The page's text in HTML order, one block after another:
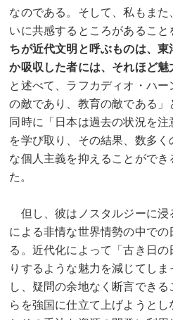
なのである。そして、私もま
いに共感するところがあるこ
ちが近代文明と呼ぶものは、
か吸収した者には、それほど魅
と述べて、ラフカディオ・ハ
の敵であり、教育の敵である」
同時に「日本は過去の状況を
を学び取り、その結果、数多
な個人主義を抑えることがで
た。
但し、彼はノスタルジーに浸
による非情な世界情勢の中で
る。近代化によって「古き日
りするような魅力を減じてし
し、疑問の余地なく断言でき
らを強国に仕立て上げようと